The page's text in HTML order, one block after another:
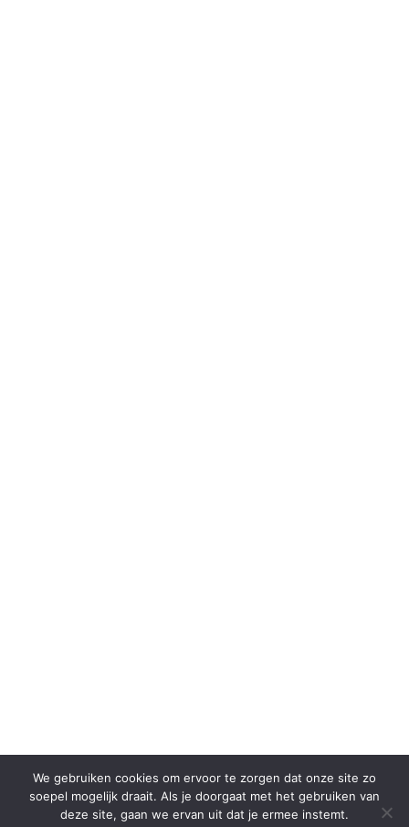
We gebruiken cookies om ervoor te zorgen dat onze site zo
soepel mogelijk draait. Als je doorgaat met het gebruiken van
deze site, gaan we ervan uit dat je ermee instemt.